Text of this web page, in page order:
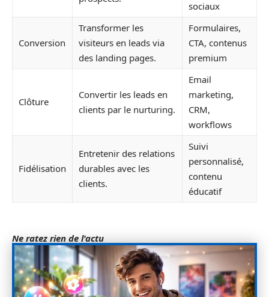
sociaux
Conversion
Transformer les
visiteurs en leads via
des landing pages.
Formulaires,
CTA, contenus
premium
Clôture
Convertir les leads en
clients par le nurturing.
Email
marketing,
CRM,
workflows
Fidélisation
Entretenir des relations
durables avec les
clients.
Suivi
personnalisé,
contenu
éducatif
Ne ratez rien de l'actu